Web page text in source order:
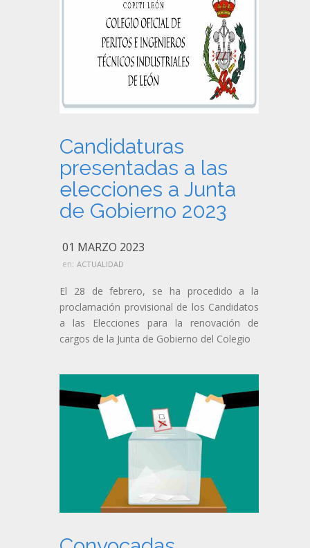
Candidaturas
presentadas a las
elecciones a Junta
de Gobierno 2023
01 MARZO 2023
en: ACTUALIDAD
El 28 de febrero, se ha procedido a la
proclamación provisional de los Candidatos
a las Elecciones para la renovación de
cargos de la Junta de Gobierno del Colegio